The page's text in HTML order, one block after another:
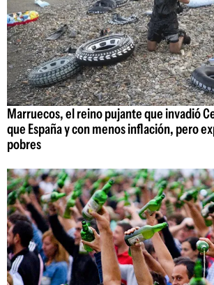
Marruecos, el reino pujante que invadió
que España y con menos inflación, pero
pobres